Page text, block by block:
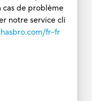
cas de problème
notre service cli
fr-fr